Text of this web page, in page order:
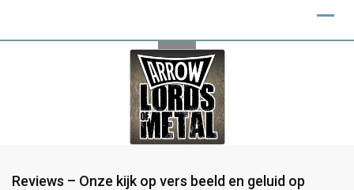
Reviews – Onze kijk op vers beeld en geluid op